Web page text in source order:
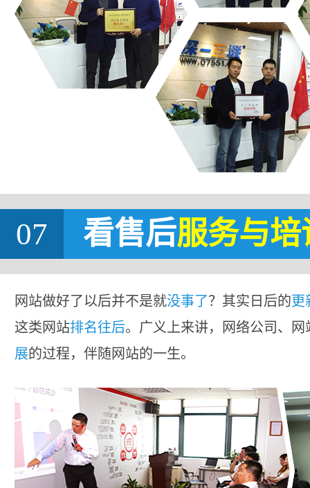
07 看售后服务与培
网站做好了以后并不是就没事了？其实日后的更
这类网站排名往后。广义上来讲，网络公司、
展的过程，伴随网站的一生。